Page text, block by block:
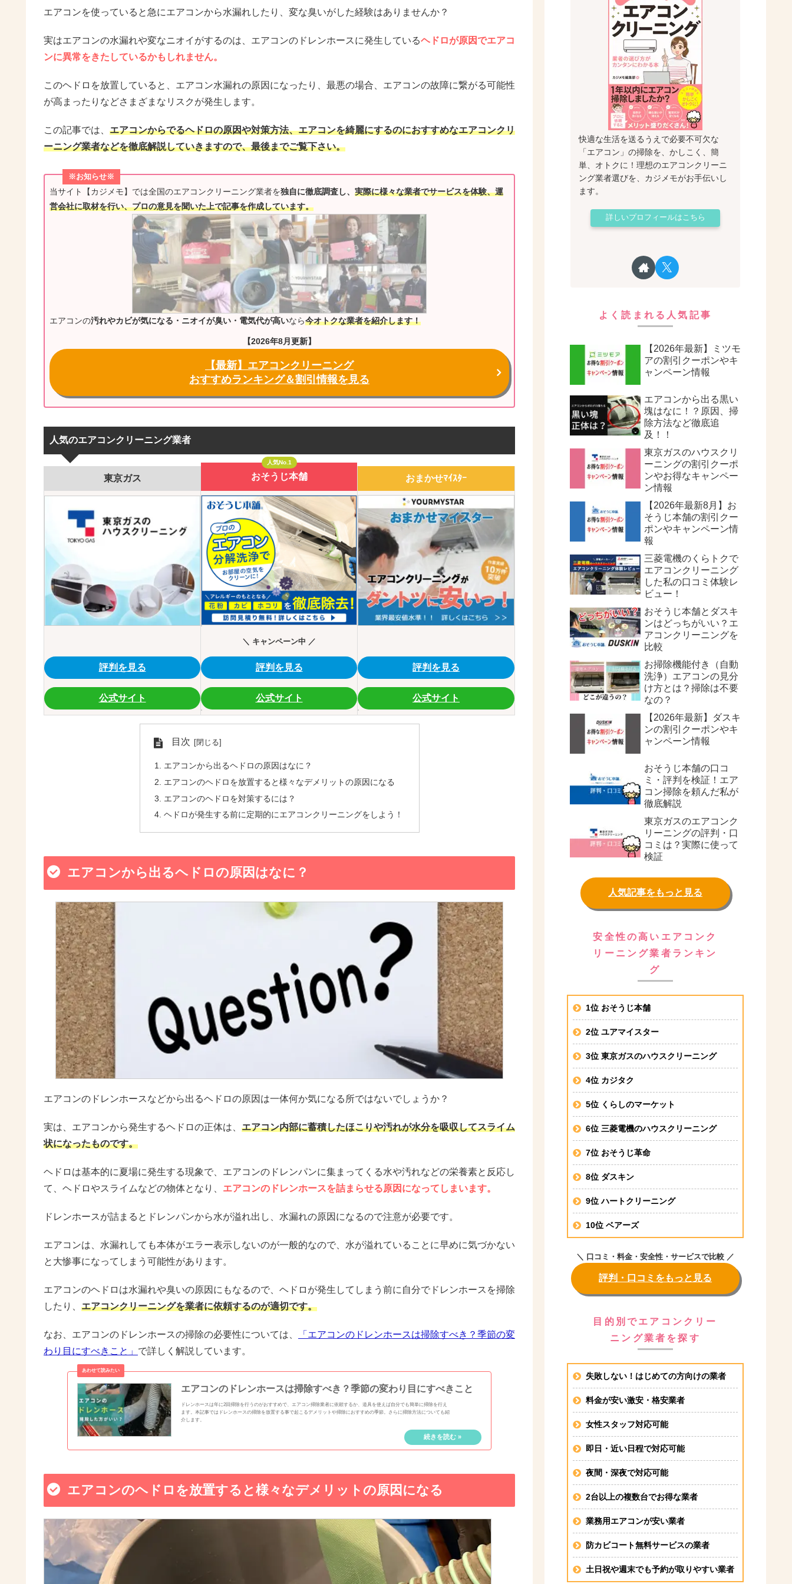
エアコンを使っていると急にエアコンから水漏れしたり、変な臭いがした経験はありませんか？
実はエアコンの水漏れや変なニオイがするのは、エアコンのドレンホースに発生しているヘドロが原因でエアコ
ンに異常をきたしているかもしれません。
このヘドロを放置していると、エアコン水漏れの原因になったり、最悪の場合、エアコンの故障に繋がる可能性
が高まったりなどさまざまなリスクが発生します。
この記事では、 エアコンからでるヘドロの原因や対策方法、エアコンを綺麗にするのにおすすめなエアコンクリ
ーニング業者などを徹底解説していきますので、最後までご覧下さい。
※お知らせ※
当サイト【カジメモ】では全国のエアコンクリーニング業者を独自に徹底調査し、 実際に様々な業者でサービスを体験、運
営会社に取材を行い、プロの意見を聞いた上で記事を作成しています。
エアコンの汚れやカビが気になる・ニオイが臭い・電気代が高いなら今オトクな業者を紹介します！
【2026年8月更新】
【最新】エアコンクリーニング
おすすめランキング＆割引情報を見る
人気のエアコンクリーニング業者
東京ガス
人気No.1
おそうじ本舗 おまかせﾏｲｽﾀｰ
＼ キャンペーン中 ／
評判を見る 評判を見る 評判を見る
公式サイト 公式サイト 公式サイト
目次
エアコンから出るヘドロの原因はなに？
エアコンのヘドロを放置すると様々なデメリットの原因になる
エアコンのヘドロを対策するには？
ヘドロが発生する前に定期的にエアコンクリーニングをしよう！
エアコンから出るヘドロの原因はなに？
エアコンのドレンホースなどから出るヘドロの原因は一体何か気になる所ではないでしょうか？
実は、エアコンから発生するヘドロの正体は、 エアコン内部に蓄積したほこりや汚れが水分を吸収してスライム
状になったものです。
ヘドロは基本的に夏場に発生する現象で、エアコンのドレンパンに集まってくる水や汚れなどの栄養素と反応し
て、ヘドロやスライムなどの物体となり、 エアコンのドレンホースを詰まらせる原因になってしまいます。
ドレンホースが詰まるとドレンパンから水が溢れ出し、水漏れの原因になるので注意が必要です。
エアコンは、水漏れしても本体がエラー表示しないのが一般的なので、水が溢れていることに早めに気づかない
と大惨事になってしまう可能性があります。
エアコンのヘドロは水漏れや臭いの原因にもなるので、ヘドロが発生してしまう前に自分でドレンホースを掃除
したり、 エアコンクリーニングを業者に依頼するのが適切です。
なお、エアコンのドレンホースの掃除の必要性については、
「エアコンのドレンホースは掃除すべき？季節の変
わり目にすべきこと」 で詳しく解説しています。
エアコンのドレンホースは掃除すべき？季節の変わり目にすべきこと
ドレンホースは年に2回掃除を行うのがおすすめで、エアコン掃除業者に依頼するか、道具を使えば自分でも簡単に掃除を行え
ます。本記事ではドレンホースの掃除を放置する事で起こるデメリットや掃除におすすめの季節。さらに掃除方法についても紹
介します。
エアコンのヘドロを放置すると様々なデメリットの原因になる
快適な生活を送るうえで必要不可欠な
「エアコン」の掃除を、かしこく、簡
単、オトクに！理想のエアコンクリーニ
ング業者選びを、カジメモがお手伝いし
ます。
詳しいプロフィールはこちら
よく読まれる人気記事
【2026年最新】ミツモ
アの割引クーポンやキ
ャンペーン情報
エアコンから出る黒い
塊はなに！？原因、掃
除方法など徹底追
及！！
東京ガスのハウスクリ
ーニングの割引クーポ
ンやお得なキャンペー
ン情報
【2026年最新8月】お
そうじ本舗の割引クー
ポンやキャンペーン情
報
三菱電機のくらトクで
エアコンクリーニング
した私の口コミ体験レ
ビュー！
おそうじ本舗とダスキ
ンはどっちがいい？エ
アコンクリーニングを
比較
お掃除機能付き（自動
洗浄）エアコンの見分
け方とは？掃除は不要
なの？
【2026年最新】ダスキ
ンの割引クーポンやキ
ャンペーン情報
おそうじ本舗の口コ
ミ・評判を検証！エア
コン掃除を頼んだ私が
徹底解説
東京ガスのエアコンク
リーニングの評判・口
コミは？実際に使って
検証
人気記事をもっと見る
安全性の高いエアコンク
リーニング業者ランキン
グ
1位 おそうじ本舗
2位 ユアマイスター
3位 東京ガスのハウスクリーニング
4位 カジタク
5位 くらしのマーケット
6位 三菱電機のハウスクリーニング
7位 おそうじ革命
8位 ダスキン
9位 ハートクリーニング
10位 ベアーズ
＼ 口コミ・料金・安全性・サービスで比較 ／
評判・口コミをもっと見る
目的別でエアコンクリー
ニング業者を探す
失敗しない！はじめての方向けの業者
料金が安い激安・格安業者
女性スタッフ対応可能
即日・近い日程で対応可能
夜間・深夜で対応可能
2台以上の複数台でお得な業者
業務用エアコンが安い業者
防カビコート無料サービスの業者
土日祝や週末でも予約が取りやすい業者